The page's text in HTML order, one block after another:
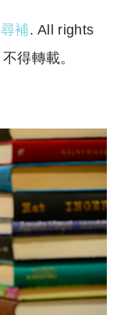
補. All rights
得轉載。